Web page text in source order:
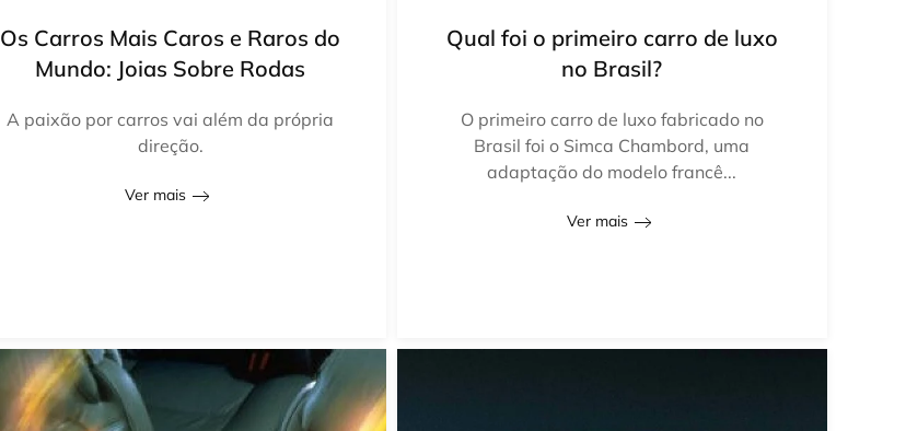
Os Carros Mais Caros e Raros do
Mundo: Joias Sobre Rodas
A paixão por carros vai além da própria
direção.
Ver mais
Qual foi o primeiro carro de luxo
no Brasil?
O primeiro carro de luxo fabricado no
Brasil foi o Simca Chambord, uma
adaptação do modelo francê...
Ver mais